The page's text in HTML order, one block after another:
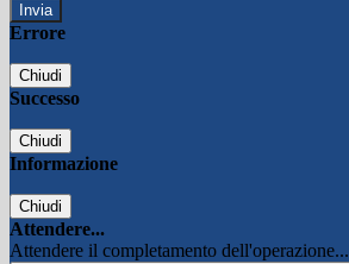
Errore
Chiudi
Successo
Chiudi
Informazione
Chiudi
Attendere...
Attendere il completamento dell'operazione...